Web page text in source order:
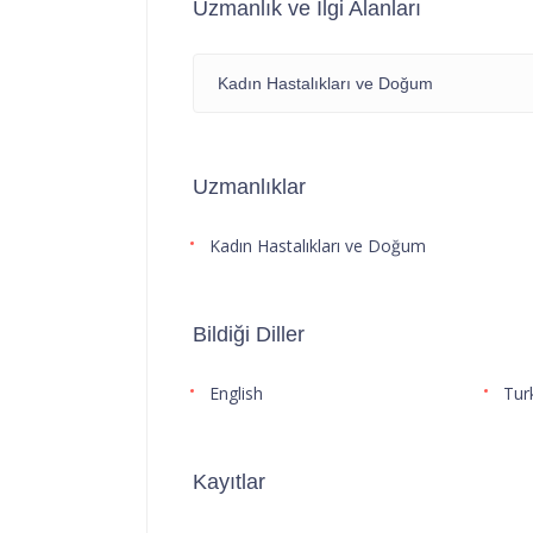
Uzmanlık ve İlgi Alanları
Kadın Hastalıkları ve Doğum
Uzmanlıklar
Kadın Hastalıkları ve Doğum
Bildiği Diller
English
Kayıtlar